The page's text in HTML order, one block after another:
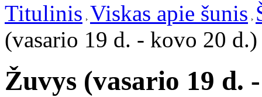
Titulinis Viskas apie šunis
(vasario 19 d. - kovo 20 d.)
Žuvys (vasario 19 d.